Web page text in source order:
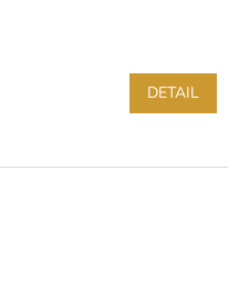
DETAIL